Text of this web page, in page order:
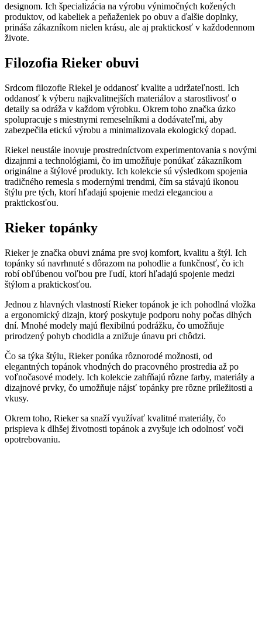
designom. Ich špecializácia na výrobu výnimočných kožených
produktov, od kabeliek a peňaženiek po obuv a ďalšie doplnky,
prináša zákazníkom nielen krásu, ale aj praktickosť v každodennom
živote.
Filozofia Rieker obuvi
Srdcom filozofie Riekel je oddanosť kvalite a udržateľnosti. Ich
oddanosť k výberu najkvalitnejších materiálov a starostlivosť o
detaily sa odráža v každom výrobku. Okrem toho značka úzko
spolupracuje s miestnymi remeselníkmi a dodávateľmi, aby
zabezpečila etickú výrobu a minimalizovala ekologický dopad.
Riekel neustále inovuje prostredníctvom experimentovania s novými
dizajnmi a technológiami, čo im umožňuje ponúkať zákazníkom
originálne a štýlové produkty. Ich kolekcie sú výsledkom spojenia
tradičného remesla s modernými trendmi, čím sa stávajú ikonou
štýlu pre tých, ktorí hľadajú spojenie medzi eleganciou a
praktickosťou.
Rieker topánky
Rieker je značka obuvi známa pre svoj komfort, kvalitu a štýl. Ich
topánky sú navrhnuté s dôrazom na pohodlie a funkčnosť, čo ich
robí obľúbenou voľbou pre ľudí, ktorí hľadajú spojenie medzi
štýlom a praktickosťou.
Jednou z hlavných vlastností Rieker topánok je ich pohodlná vložka
a ergonomický dizajn, ktorý poskytuje podporu nohy počas dlhých
dní. Mnohé modely majú flexibilnú podrážku, čo umožňuje
prirodzený pohyb chodidla a znižuje únavu pri chôdzi.
Čo sa týka štýlu, Rieker ponúka rôznorodé možnosti, od
elegantných topánok vhodných do pracovného prostredia až po
voľnočasové modely. Ich kolekcie zahŕňajú rôzne farby, materiály a
dizajnové prvky, čo umožňuje nájsť topánky pre rôzne príležitosti a
vkusy.
Okrem toho, Rieker sa snaží využívať kvalitné materiály, čo
prispieva k dlhšej životnosti topánok a zvyšuje ich odolnosť voči
opotrebovaniu.